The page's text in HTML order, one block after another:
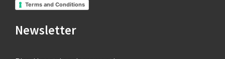
Terms and Conditions
Newsletter